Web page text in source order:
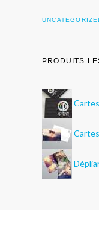
PRODUITS